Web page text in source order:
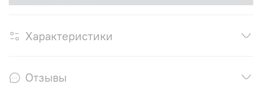
Характеристики
Отзывы